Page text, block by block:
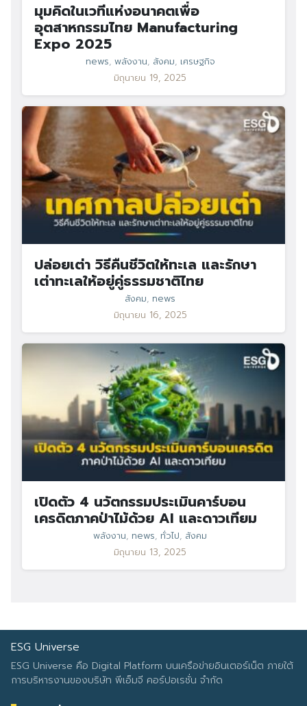
มุมคิดในเวทีแห่งอนาคตเพื่อ
อุตสาหกรรมไทย Manufacturing
Expo 2025
news, พลังงาน, สังคม, เศรษฐกิจ
มิถุนายน 19, 2025
ปล่อยเต่า วิธีคืนชีวิตให้ทะเล และรักษา
เต่าทะเลให้อยู่คู่ธรรมชาติไทย
สังคม, news
มิถุนายน 16, 2025
เปิดตัว 4 นวัตกรรมประเมินคาร์บอน
เครดิตภาคป่าไม้ด้วย AI และดาวเทียม
พลังงาน, news, ทั่วไป, สังคม
มิถุนายน 13, 2025
ESG Universe
ESG Universe คือ Digital Platform บนเครือข่ายอินเตอร์เน็ต ภายใต้
การบริหารงานของบริษัท พีเอ็มจี คอร์ปอเรชั่น จำกัด